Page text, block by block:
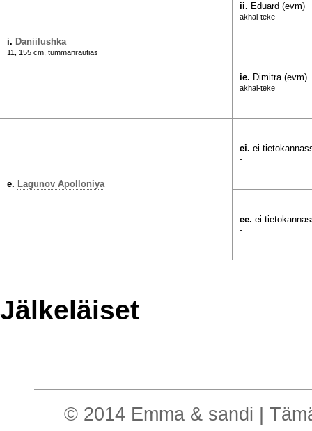
i. Daniilushka
11, 155 cm, tummanrautias
ii. Eduard (evm)
akhal-teke
ie. Dimitra (evm)
akhal-teke
e. Lagunov Apolloniya
ei. ei
-
ee. ei
-
Jälkeläiset
© 2014 Emma & sandi |